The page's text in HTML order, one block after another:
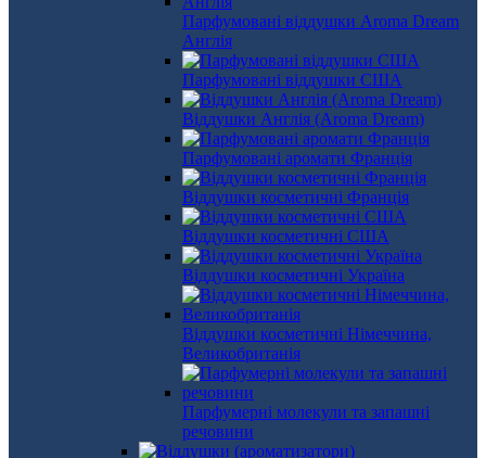
Парфумовані віддушки Aroma Dream
Англія
Парфумовані віддушки США
Віддушки Англія (Aroma Dream)
Парфумовані аромати Франція
Віддушки косметичні Франція
Віддушки косметичні США
Віддушки косметичні Україна
Віддушки косметичні Німеччина,
Великобританія
Парфумерні молекули та запашні
речовини